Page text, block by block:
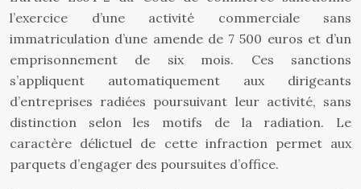
l’exercice d’une activité commerciale sans
immatriculation d’une amende de 7 500 euros et d’un
emprisonnement de six mois. Ces sanctions
s’appliquent automatiquement aux dirigeants
d’entreprises radiées poursuivant leur activité, sans
distinction selon les motifs de la radiation. Le
caractère délictuel de cette infraction permet aux
parquets d’engager des poursuites d’office.